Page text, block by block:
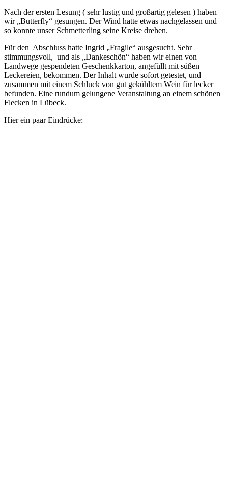
Nach der ersten Lesung ( sehr lustig und großartig gelesen ) haben
wir „Butterfly“ gesungen. Der Wind hatte etwas nachgelassen und
so konnte unser Schmetterling seine Kreise drehen.
Für den Abschluss hatte Ingrid „Fragile“ ausgesucht. Sehr
stimmungsvoll, und als „Dankeschön“ haben wir einen von
Landwege gespendeten Geschenkkarton, angefüllt mit süßen
Leckereien, bekommen. Der Inhalt wurde sofort getestet, und
zusammen mit einem Schluck von gut gekühltem Wein für lecker
befunden. Eine rundum gelungene Veranstaltung an einem schönen
Flecken in Lübeck.
Hier ein paar Eindrücke: